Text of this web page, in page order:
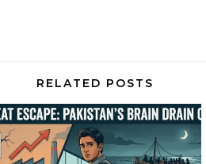
RELATED POSTS